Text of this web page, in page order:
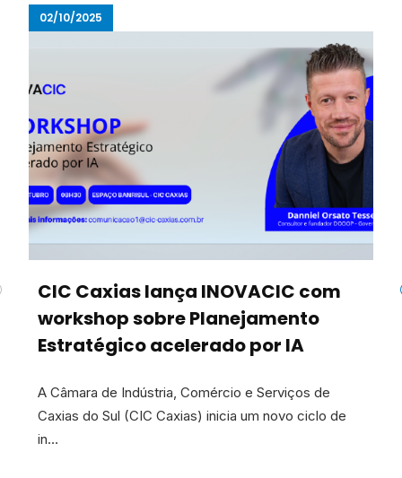
02/10/2025
CIC Caxias lança INOVACIC com
workshop sobre Planejamento
Estratégico acelerado por IA
A Câmara de Indústria, Comércio e Serviços de
Caxias do Sul (CIC Caxias) inicia um novo ciclo de
in…